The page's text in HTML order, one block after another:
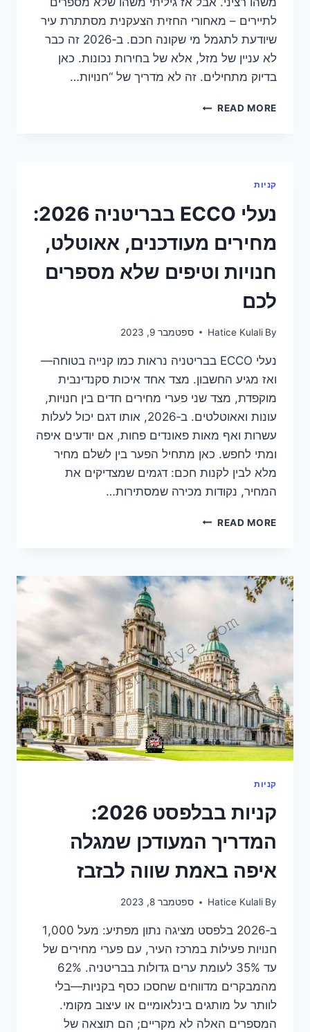
לתיירים – מאחורי החזית הצעקנית מסתתרת עיר
שיודעת לתגמל מי שקונה חכם. ב‑2026 זה כבר
לא עניין של מזל, אלא של בחירות נכונות. כאן
בדיוק מתחילים. זה לא מדריך של “חנויות…
READ MOREקניות
–
ומה
רוב
התיירים
מפספסים
קניות
נעלי ECCO בבריטניה 2026:
מחירים מעודכנים, אאוטלט,
חנויות וטיפים שלא מספרים
לכם
By
Hatice Kulali ספטמבר 9, 2023
נעלי ECCO בבריטניה נראות כמו קנייה בטוחה—
ואז מגיע החשבון. מצד אחד איכות סקנדינבית
מוקפדת, מצד שני פערי מחירים חדים בין חנויות,
עונות ואאוטלטים. ב‑2026, אותו דגם יכול לעלות
עשרות ואף מאות פאונדים פחות, אם יודעים איפה
ומתי לחפש. כאן מתחיל הפער בין לשלם מחיר
מלא לבין לקנות חכם: דגמים שמצדיקים את
המחיר, נקודות מכירה שמסתירות…
READ MOREנעלי
מחירים
וטיפים
שלא
מספרים
לכם
קניות
קניות בבלפסט 2026:
המדריך המעודכן שמגלה
איפה באמת שווה לבזבז
By
Hatice Kulali ספטמבר 8, 2023
ב‑2026 בלפסט מציגה נתון מפתיע: מעל 1,000
חנויות פעילות במרכז העיר, עם פערי מחירים של
עד 35% לעומת ערים גדולות בבריטניה. 62%
מהמבקרים מדווחים שחסכו כסף בקניות—בלי
לוותר על מותגים בינלאומיים או עיצוב מקומי.
המספרים האלה לא מקריים; הם תוצאה של